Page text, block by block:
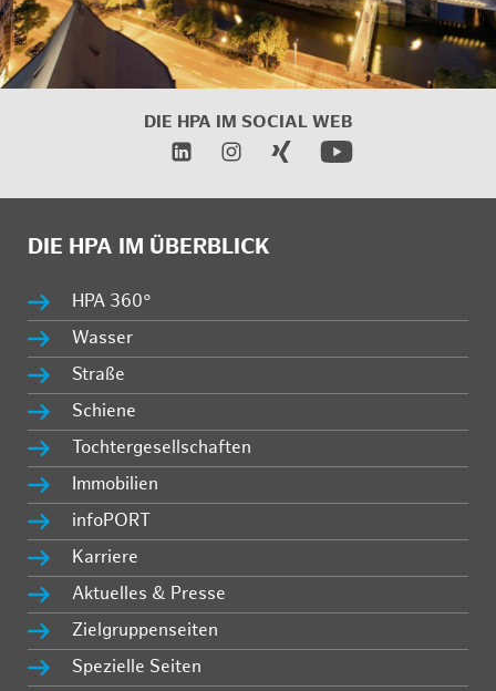
DIE HPA IM SOCIAL WEB
DIE HPA IM ÜBERBLICK
HPA 360°
Wasser
Straße
Schiene
Tochtergesellschaften
Immobilien
infoPORT
Karriere
Aktuelles & Presse
Zielgruppenseiten
Spezielle Seiten